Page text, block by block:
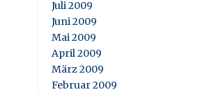
Juli 2009
Juni 2009
Mai 2009
April 2009
März 2009
Februar 2009